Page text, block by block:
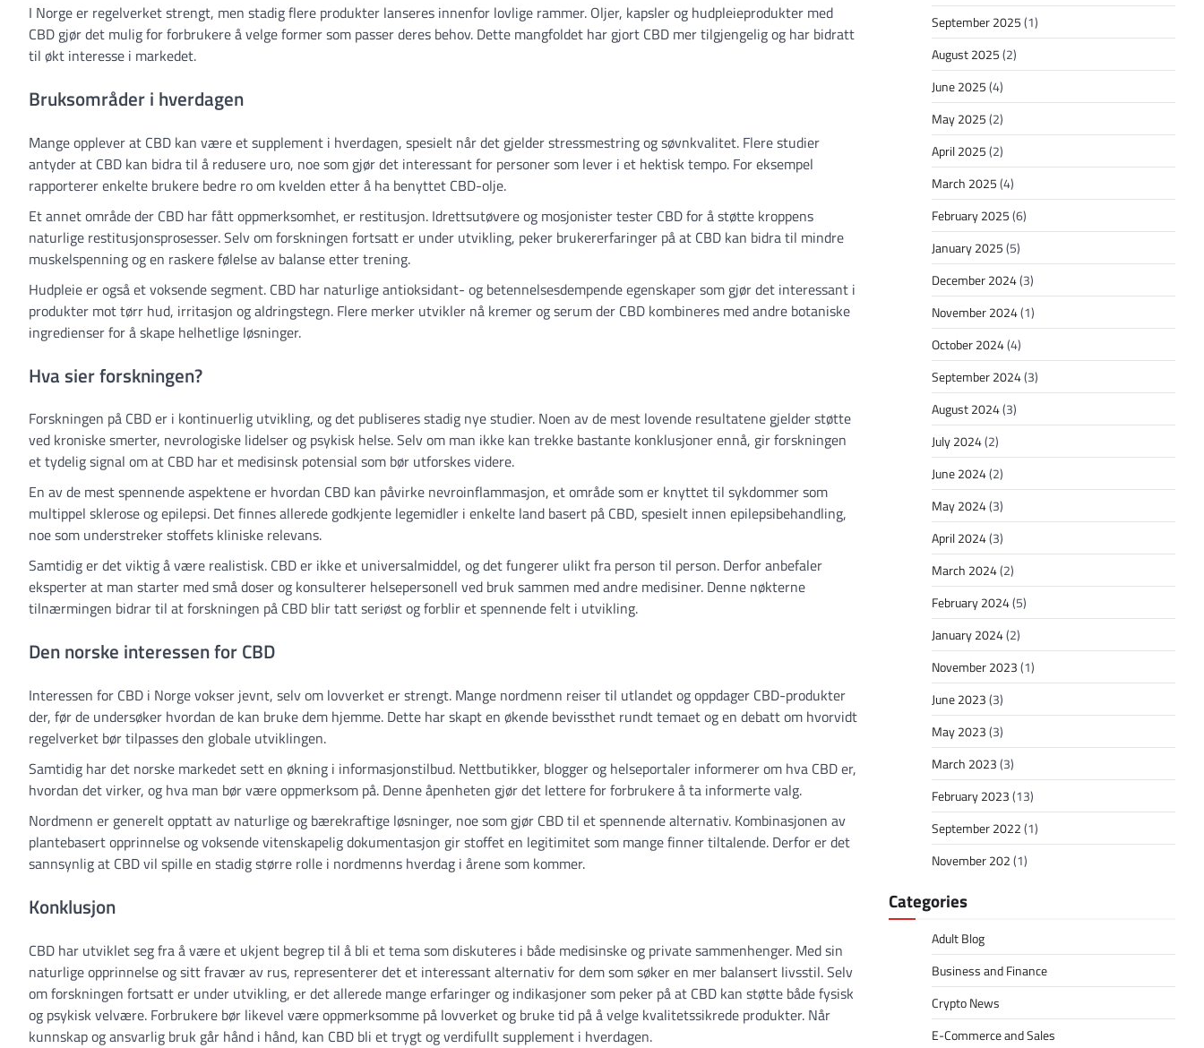
I Norge er regelverket strengt, men stadig flere produkter lanseres innenfor lovlige rammer. Oljer, kapsler og hudpleieprodukter med
CBD gjør det mulig for forbrukere å velge former som passer deres behov. Dette mangfoldet har gjort CBD mer tilgjengelig og har bidratt
til økt interesse i markedet.
Bruksområder i hverdagen
Mange opplever at CBD kan være et supplement i hverdagen, spesielt når det gjelder stressmestring og søvnkvalitet. Flere studier
antyder at CBD kan bidra til å redusere uro, noe som gjør det interessant for personer som lever i et hektisk tempo. For eksempel
rapporterer enkelte brukere bedre ro om kvelden etter å ha benyttet CBD-olje.
Et annet område der CBD har fått oppmerksomhet, er restitusjon. Idrettsutøvere og mosjonister tester CBD for å støtte kroppens
naturlige restitusjonsprosesser. Selv om forskningen fortsatt er under utvikling, peker brukererfaringer på at CBD kan bidra til mindre
muskelspenning og en raskere følelse av balanse etter trening.
Hudpleie er også et voksende segment. CBD har naturlige antioksidant- og betennelsesdempende egenskaper som gjør det interessant i
produkter mot tørr hud, irritasjon og aldringstegn. Flere merker utvikler nå kremer og serum der CBD kombineres med andre botaniske
ingredienser for å skape helhetlige løsninger.
Hva sier forskningen?
Forskningen på CBD er i kontinuerlig utvikling, og det publiseres stadig nye studier. Noen av de mest lovende resultatene gjelder støtte
ved kroniske smerter, nevrologiske lidelser og psykisk helse. Selv om man ikke kan trekke bastante konklusjoner ennå, gir forskningen
et tydelig signal om at CBD har et medisinsk potensial som bør utforskes videre.
En av de mest spennende aspektene er hvordan CBD kan påvirke nevroinflammasjon, et område som er knyttet til sykdommer som
multippel sklerose og epilepsi. Det finnes allerede godkjente legemidler i enkelte land basert på CBD, spesielt innen epilepsibehandling,
noe som understreker stoffets kliniske relevans.
Samtidig er det viktig å være realistisk. CBD er ikke et universalmiddel, og det fungerer ulikt fra person til person. Derfor anbefaler
eksperter at man starter med små doser og konsulterer helsepersonell ved bruk sammen med andre medisiner. Denne nøkterne
tilnærmingen bidrar til at forskningen på CBD blir tatt seriøst og forblir et spennende felt i utvikling.
Den norske interessen for CBD
Interessen for CBD i Norge vokser jevnt, selv om lovverket er strengt. Mange nordmenn reiser til utlandet og oppdager CBD-produkter
der, før de undersøker hvordan de kan bruke dem hjemme. Dette har skapt en økende bevissthet rundt temaet og en debatt om hvorvidt
regelverket bør tilpasses den globale utviklingen.
Samtidig har det norske markedet sett en økning i informasjonstilbud. Nettbutikker, blogger og helseportaler informerer om hva CBD er,
hvordan det virker, og hva man bør være oppmerksom på. Denne åpenheten gjør det lettere for forbrukere å ta informerte valg.
Nordmenn er generelt opptatt av naturlige og bærekraftige løsninger, noe som gjør CBD til et spennende alternativ. Kombinasjonen av
plantebasert opprinnelse og voksende vitenskapelig dokumentasjon gir stoffet en legitimitet som mange finner tiltalende. Derfor er det
sannsynlig at CBD vil spille en stadig større rolle i nordmenns hverdag i årene som kommer.
Konklusjon
CBD har utviklet seg fra å være et ukjent begrep til å bli et tema som diskuteres i både medisinske og private sammenhenger. Med sin
naturlige opprinnelse og sitt fravær av rus, representerer det et interessant alternativ for dem som søker en mer balansert livsstil. Selv
om forskningen fortsatt er under utvikling, er det allerede mange erfaringer og indikasjoner som peker på at CBD kan støtte både fysisk
og psykisk velvære. Forbrukere bør likevel være oppmerksomme på lovverket og bruke tid på å velge kvalitetssikrede produkter. Når
kunnskap og ansvarlig bruk går hånd i hånd, kan CBD bli et trygt og verdifullt supplement i hverdagen.
September 2025(1)
August 2025(2)
June 2025(4)
May 2025(2)
April 2025(2)
March 2025(4)
February 2025(6)
January 2025(5)
December 2024(3)
November 2024(1)
October 2024(4)
September 2024(3)
August 2024(3)
July 2024(2)
June 2024(2)
May 2024(3)
April 2024(3)
March 2024(2)
February 2024(5)
January 2024(2)
November 2023(1)
June 2023(3)
May 2023(3)
March 2023(3)
February 2023(13)
September 2022(1)
November 202(1)
Categories
Adult Blog
Business and Finance
Crypto News
E-Commerce and Sales